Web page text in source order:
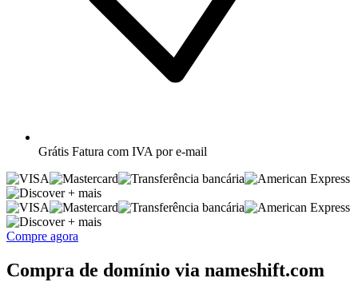
Grátis Fatura com IVA por e-mail
+ mais
+ mais
Compre agora
Compra de domínio via nameshift.com